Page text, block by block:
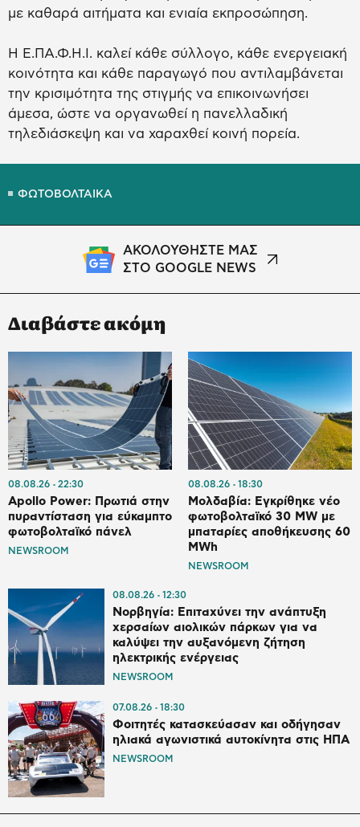
με καθαρά αιτήματα και ενιαία εκπροσώπηση.
Η Ε.ΠΑ.Φ.Η.Ι. καλεί κάθε σύλλογο, κάθε ενεργειακή
κοινότητα και κάθε παραγωγό που αντιλαμβάνεται
την κρισιμότητα της στιγμής να επικοινωνήσει
άμεσα, ώστε να οργανωθεί η πανελλαδική
τηλεδιάσκεψη και να χαραχθεί κοινή πορεία.
ΦΩΤΟΒΟΛΤΑΙΚΑ
ΑΚΟΛΟΥΘΗΣΤΕ ΜΑΣ
ΣΤΟ GOOGLE NEWS
Διαβάστε ακόμη
08.08.26 22:30
Apollo Power: Πρωτιά στην
πυραντίσταση για εύκαμπτο
φωτοβολταϊκό πάνελ
NEWSROOM
08.08.26 18:30
Μολδαβία: Εγκρίθηκε νέο
φωτοβολταϊκό 30 MW με
μπαταρίες αποθήκευσης 60
MWh
NEWSROOM
08.08.26 12:30
Νορβηγία: Επιταχύνει την ανάπτυξη
χερσαίων αιολικών πάρκων για να
καλύψει την αυξανόμενη ζήτηση
ηλεκτρικής ενέργειας
NEWSROOM
07.08.26 18:30
Φοιτητές κατασκεύασαν και οδήγησαν
ηλιακά αγωνιστικά αυτοκίνητα στις ΗΠΑ
NEWSROOM